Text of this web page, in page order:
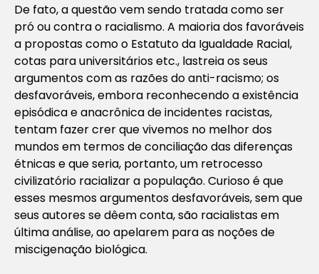
De fato, a questão vem sendo tratada como ser
pró ou contra o racialismo. A maioria dos favoráveis
a propostas como o Estatuto da Igualdade Racial,
cotas para universitários etc., lastreia os seus
argumentos com as razões do anti-racismo; os
desfavoráveis, embora reconhecendo a existência
episódica e anacrônica de incidentes racistas,
tentam fazer crer que vivemos no melhor dos
mundos em termos de conciliação das diferenças
étnicas e que seria, portanto, um retrocesso
civilizatório racializar a população. Curioso é que
esses mesmos argumentos desfavoráveis, sem que
seus autores se dêem conta, são racialistas em
última análise, ao apelarem para as noções de
miscigenação biológica.